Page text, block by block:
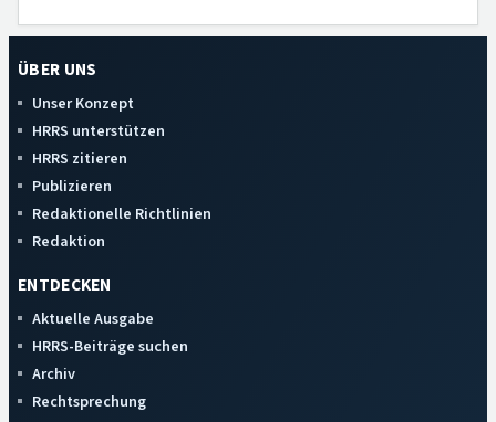
ÜBER UNS
Unser Konzept
HRRS unterstützen
HRRS zitieren
Publizieren
Redaktionelle Richtlinien
Redaktion
ENTDECKEN
Aktuelle Ausgabe
HRRS-Beiträge suchen
Archiv
Rechtsprechung